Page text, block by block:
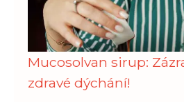
Mucosolvan sirup:
zdravé dýchání!